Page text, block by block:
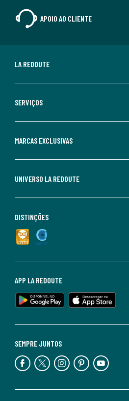
APOIO AO CLIENTE
LA REDOUTE
SERVIÇOS
MARCAS EXCLUSIVAS
UNIVERSO LA REDOUTE
SEMPRE JUNTOS
APP LA REDOUTE
DISTINÇÕES